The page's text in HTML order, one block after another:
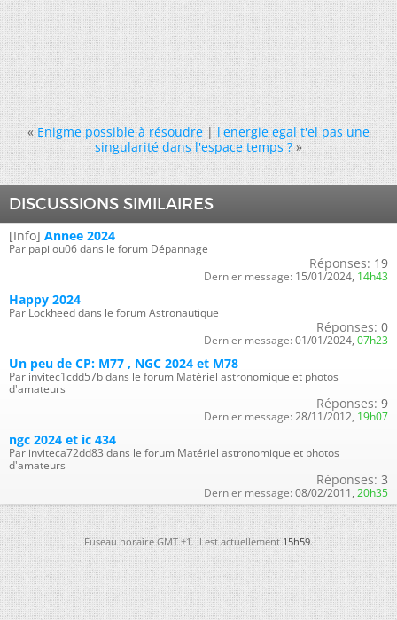
« Enigme possible à résoudre|l'energie egal t'el pas une
singularité dans l'espace temps ? »
DISCUSSIONS SIMILAIRES
[Info] Annee 2024
Par papilou06 dans le forum Dépannage
Réponses: 19
Dernier message: 15/01/2024, 14h43
Happy 2024
Par Lockheed dans le forum Astronautique
Réponses: 0
Dernier message: 01/01/2024, 07h23
Un peu de CP: M77 , NGC 2024 et M78
Par invitec1cdd57b dans le forum Matériel astronomique et photos
d'amateurs
Réponses: 9
Dernier message: 28/11/2012, 19h07
ngc 2024 et ic 434
Par inviteca72dd83 dans le forum Matériel astronomique et photos
d'amateurs
Réponses: 3
Dernier message: 08/02/2011, 20h35
Fuseau horaire GMT +1. Il est actuellement15h59.